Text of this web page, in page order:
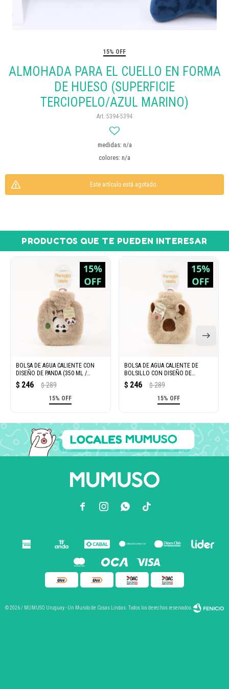
15% OFF
ALMOHADA PARA EL CUELLO EN FORMA
DE HUESO (SUPERFICIE
TERCIOPELO/AZUL MARINO)
5394-5394
medidas: n/a
colores: n/a
Este artículo está agotado.
PRODUCTOS QUE TE PUEDEN INTERESAR
BOLSA DE AGUA CALIENTE CON
DISEÑO DE PANDA (350 ML /
COLOR DURAZNO)
$ 246 $ 289
15% OFF
BOLSA DE AGUA CALIENTE DE
BOLSILLO CON DISEÑO DE
CAPIBARA (350 ML / CAQUI CLARO)
$ 246 $ 289
15% OFF
  
© 2026 / MUMUSO Uruguay - Un Mundo de Cosas Lindas. Todos los derechos reservados.